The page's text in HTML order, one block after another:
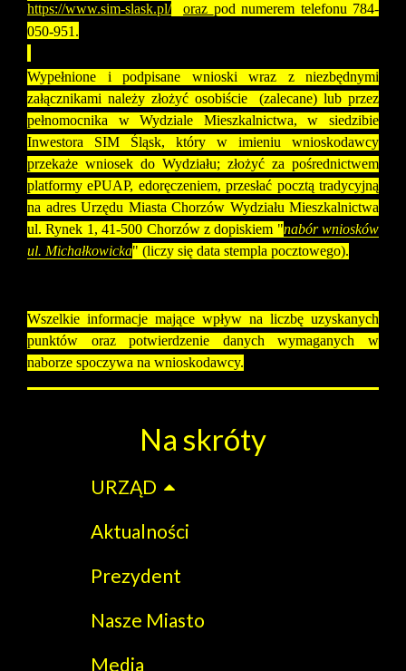
https://www.sim-slask.pl/
oraz pod numerem telefonu 784-
050-951.
Wypełnione i podpisane wnioski wraz z niezbędnymi
załącznikami należy złożyć osobiście (zalecane) lub przez
pełnomocnika w Wydziale Mieszkalnictwa, w siedzibie
Inwestora SIM Śląsk, który w imieniu wnioskodawcy
przekaże wniosek do Wydziału; złożyć za pośrednictwem
platformy ePUAP, edoręczeniem, przesłać pocztą tradycyjną
na adres Urzędu Miasta Chorzów Wydziału Mieszkalnictwa
ul. Rynek 1, 41-500 Chorzów z dopiskiem "nabór wniosków
ul. Michałkowicka" (liczy się data stempla pocztowego).
Wszelkie informacje mające wpływ na liczbę uzyskanych
punktów oraz potwierdzenie danych wymaganych w
naborze spoczywa na wnioskodawcy.
Na skróty
URZĄD
Aktualności
Prezydent
Nasze Miasto
Media